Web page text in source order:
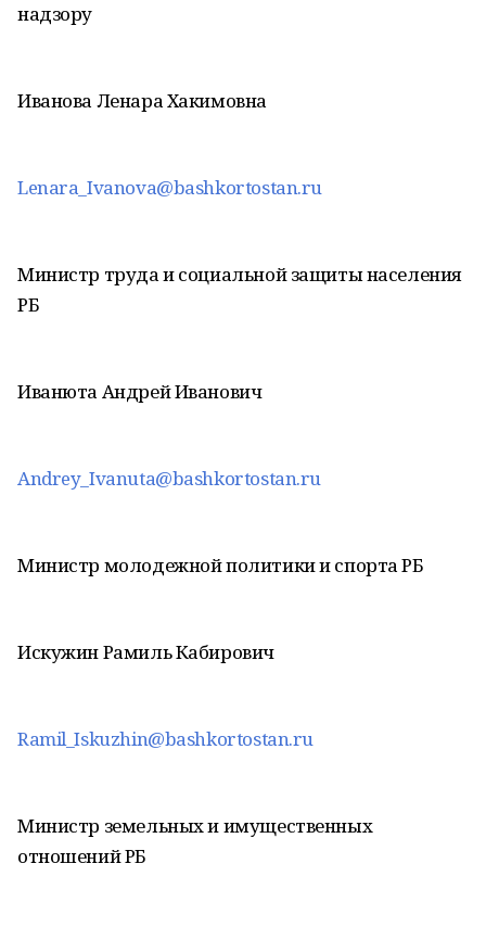
надзору
Иванова Ленара Хакимовна
Lenara_Ivanova@bashkortostan.ru
Министр труда и социальной защиты населения
РБ
Иванюта Андрей Иванович
Andrey_Ivanuta@bashkortostan.ru
Министр молодежной политики и спорта РБ
Искужин Рамиль Кабирович
Ramil_Iskuzhin@bashkortostan.ru
Министр земельных и имущественных
отношений РБ